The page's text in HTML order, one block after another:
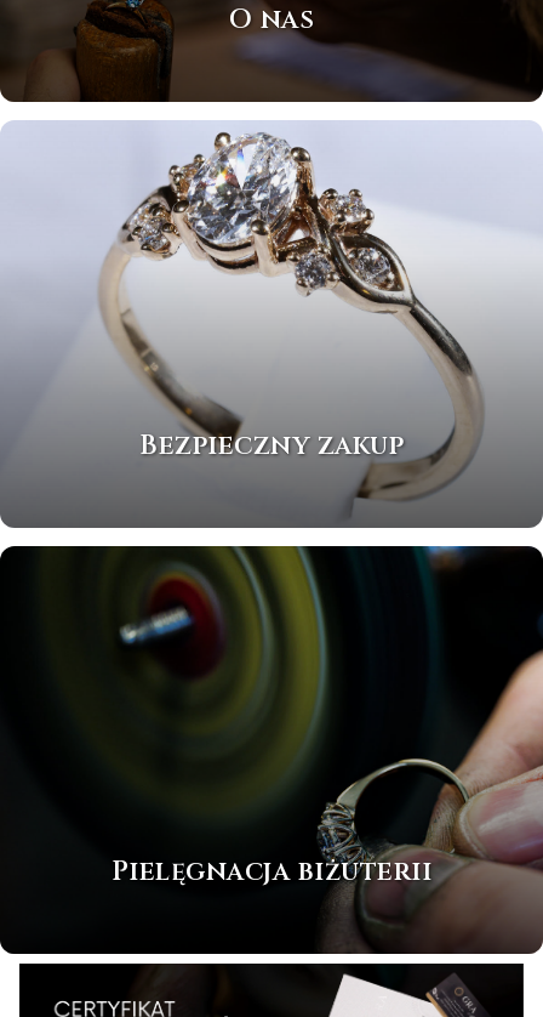
O nas
Bezpieczny zakup
Pielęgnacja biżuterii